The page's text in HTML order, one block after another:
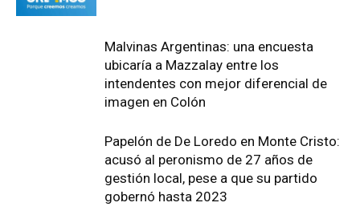
Malvinas Argentinas: una encuesta
ubicaría a Mazzalay entre los
intendentes con mejor diferencial de
imagen en Colón
Papelón de De Loredo en Monte Cristo:
acusó al peronismo de 27 años de
gestión local, pese a que su partido
gobernó hasta 2023